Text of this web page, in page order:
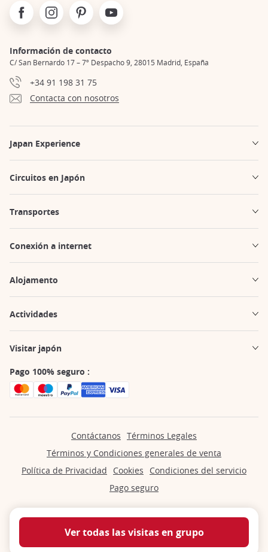
Ver todas las visitas en grupo
FacebookInstagramPinterest Youtube
Información de contacto
C/ San Bernardo 17 – 7º Despacho 9, 28015 Madrid, España
+34 91 198 31 75
Contacta con nosotros
Japan Experience
Circuitos en Japón
Transportes
Conexión a internet
Alojamento
Actividades
Visitar japón
Pago 100% seguro :
Contáctanos Términos Legales
Términos y Condiciones generales de venta
Política de Privacidad
Cookies
Condiciones del servicio
Pago seguro